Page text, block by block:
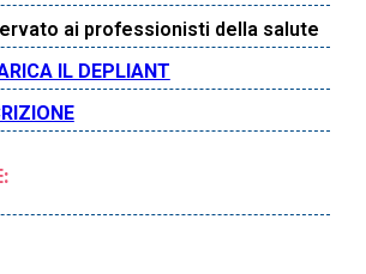
ai professionisti della salute
IL DEPLIANT